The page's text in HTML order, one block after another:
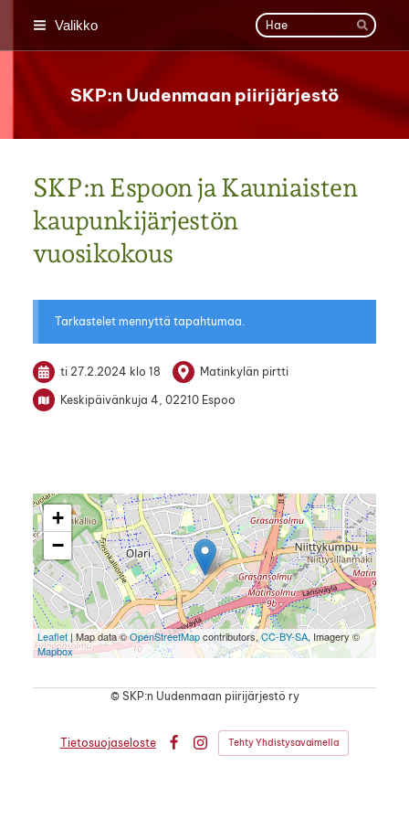
Siirry
sivun
sisältöön
Valikko Haku
Hae
SKP:n Uudenmaan piirijärjestö
SKP:n Espoon ja Kauniaisten
kaupunkijärjestön
vuosikokous
Tarkastelet mennyttä tapahtumaa.
ti 27.2.2024 klo 18 Matinkylän pirtti
Keskipäivänkuja 4, 02210 Espoo
+
−
Leaflet| Map data ©OpenStreetMapcontributors,CC-BY-SA, Imagery ©
Mapbox
© SKP:n Uudenmaan piirijärjestö ry
Tietosuojaseloste
FacebookInstagram
Tehty Yhdistysavaimella